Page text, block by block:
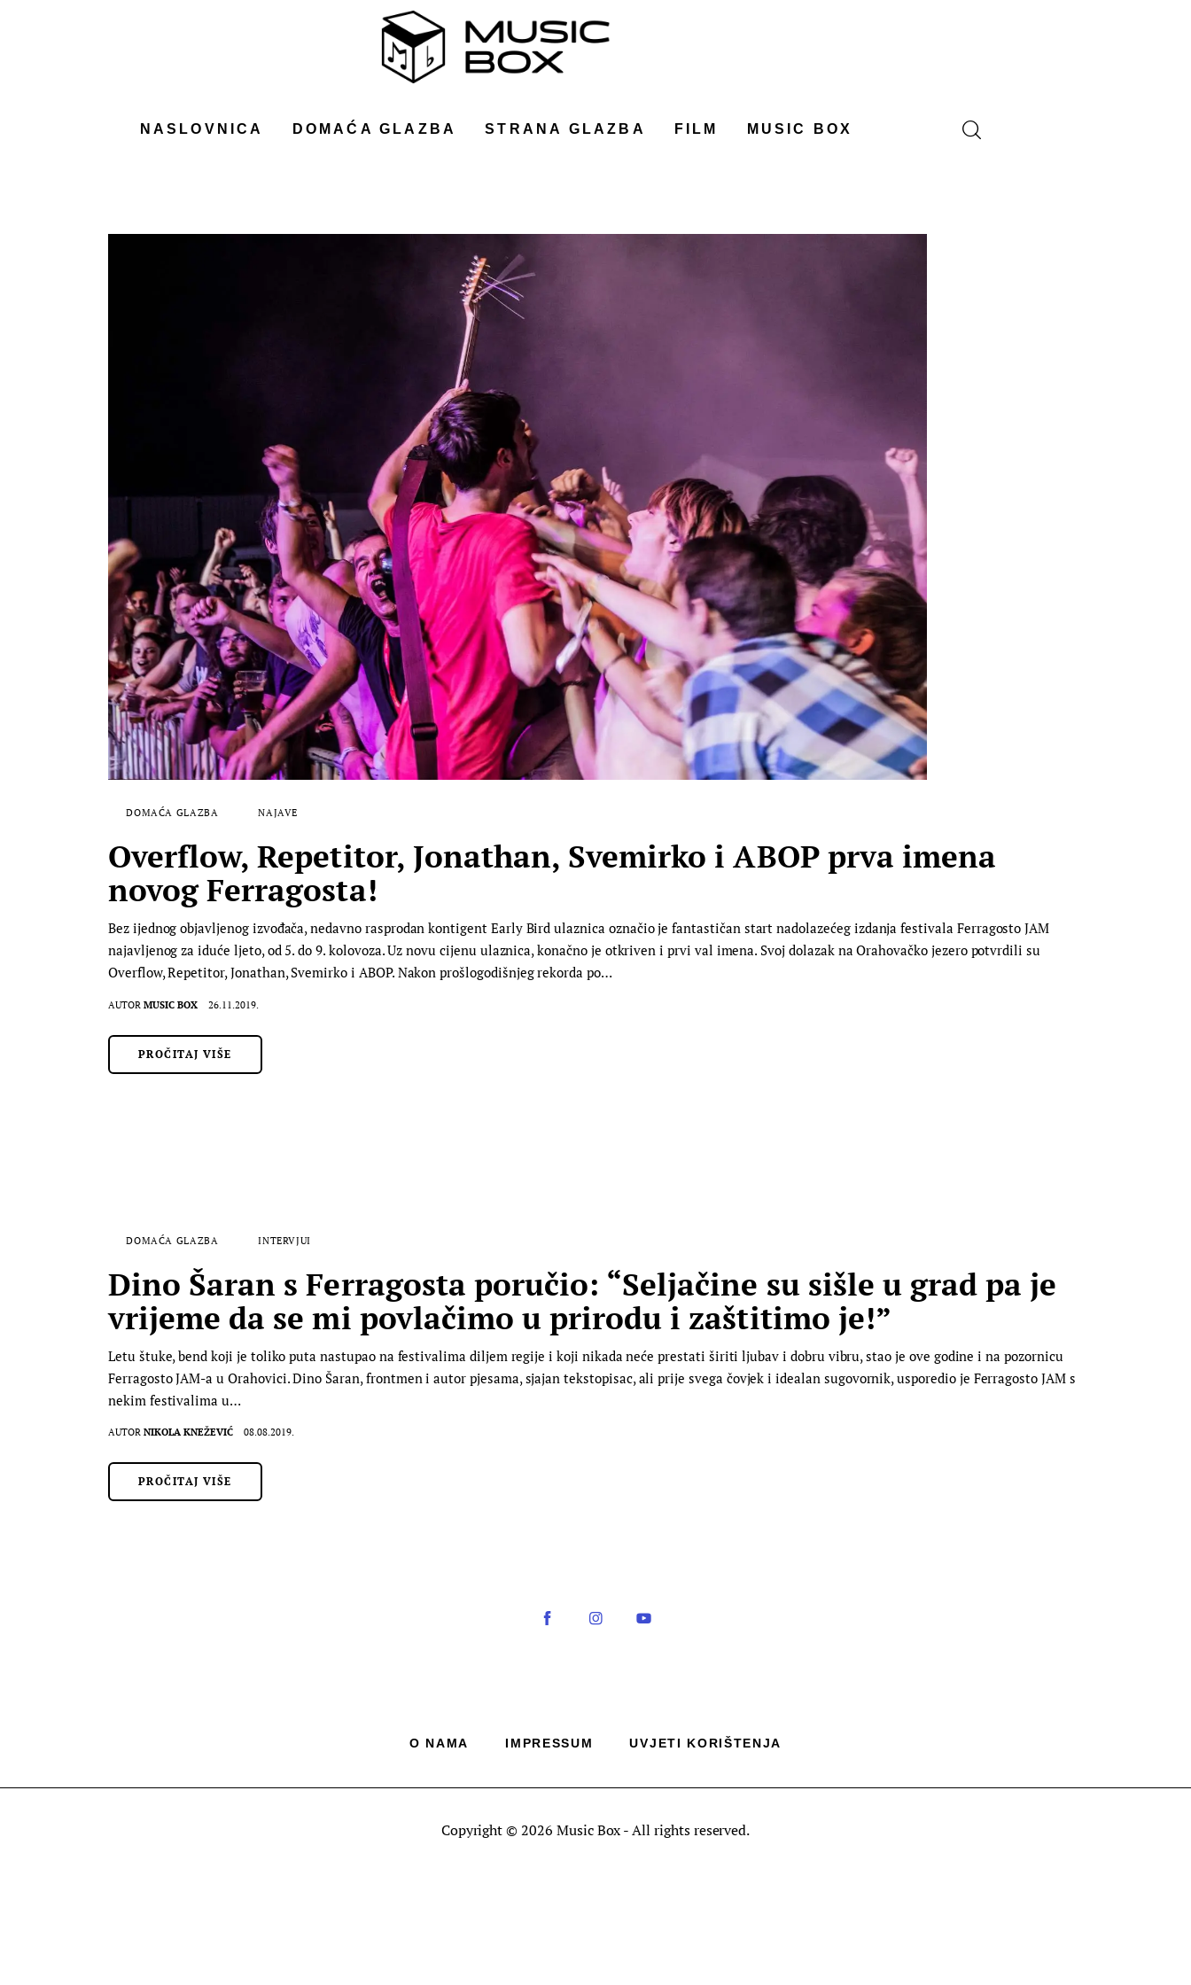
NASLOVNICA DOMAĆA GLAZBA STRANA GLAZBA FILM MUSIC BOX
DOMAĆA GLAZBA NAJAVE
Overflow, Repetitor, Jonathan, Svemirko i ABOP prva imena
novog Ferragosta!
Bez ijednog objavljenog izvođača, nedavno rasprodan kontigent Early Bird ulaznica označio je fantastičan start nadolazećeg izdanja festivala Ferragosto JAM
najavljenog za iduće ljeto, od 5. do 9. kolovoza. Uz novu cijenu ulaznica, konačno je otkriven i prvi val imena. Svoj dolazak na Orahovačko jezero potvrdili su
Overflow, Repetitor, Jonathan, Svemirko i ABOP. Nakon prošlogodišnjeg rekorda po…
AUTOR MUSIC BOX 26.11.2019.
PROČITAJ VIŠE
DOMAĆA GLAZBA INTERVJUI
Dino Šaran s Ferragosta poručio: “Seljačine su sišle u grad pa je
vrijeme da se mi povlačimo u prirodu i zaštitimo je!”
Letu štuke, bend koji je toliko puta nastupao na festivalima diljem regije i koji nikada neće prestati širiti ljubav i dobru vibru, stao je ove godine i na pozornicu
Ferragosto JAM-a u Orahovici. Dino Šaran, frontmen i autor pjesama, sjajan tekstopisac, ali prije svega čovjek i idealan sugovornik, usporedio je Ferragosto JAM s
nekim festivalima u…
AUTOR NIKOLA KNEŽEVIĆ 08.08.2019.
PROČITAJ VIŠE
O NAMA IMPRESSUM UVJETI KORIŠTENJA
Copyright © 2026 Music Box - All rights reserved.